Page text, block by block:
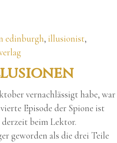
edinburgh, illusionist,
vernachlässigt habe, war
Episode der Spione ist
beim Lektor.
geworden als die drei Teile